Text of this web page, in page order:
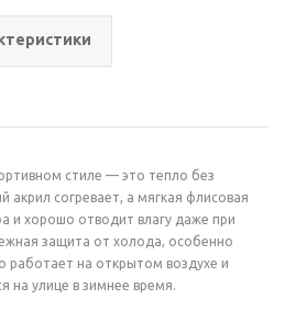
стиле — это тепло без
акрил согревает, а мягкая флисовая
и хорошо отводит влагу даже при
защита от холода, особенно
работает на открытом воздухе и
на улице в зимнее время.